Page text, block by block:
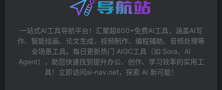
一站式AI工具导航平台！汇聚超800+免费AI工具，涵盖AI写
作、智能绘画、论文生成、视频制作、编程辅助、音频处理等
全场景工具。每日更新热门 AIGC工具（如 Sora、AI
Agent），助您快速找到提升办公、创作、学习效率的实用工
具！立即访问ai-nav.net，探索 AI 新可能！